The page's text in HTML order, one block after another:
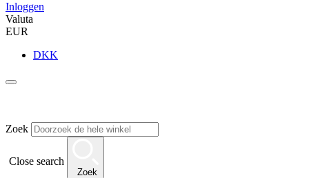
Inloggen
Valuta
EUR
DKK
Zoek
Close search
Zoek